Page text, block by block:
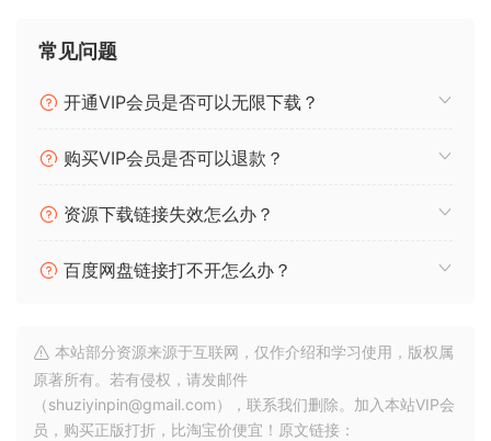
动态侧链压缩，带来独特的抽水音效。
x64: AAX、VST3、VST2 | x86： JBridge 文件
安装即可！
Drums for dance and EDM tracks
Build stomping and driving beats for the next summer
anthem
EDM, Big-Room & Rave
comfortable headlining any venue from small sweaty
Berlin clubs to ginormous global festivals. EDEN provides
the driving beats that keep the dancefloor full and party
going all night long.
常见问题
开通VIP会员是否可以无限下载？
购买VIP会员是否可以退款？
资源下载链接失效怎么办？
百度网盘链接打不开怎么办？
本站部分资源来源于互联网，仅作介绍和学习使用，版权属
原著所有。若有侵权，请发邮件
（shuziyinpin@gmail.com），联系我们删除。加入本站VIP会
员，购买正版打折，比淘宝价便宜！原文链接：